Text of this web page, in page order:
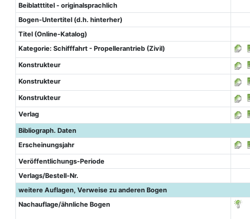
Beiblatttitel - originalsprachlich
Bogen-Untertitel (d.h. hinterher)
Titel (Online-Katalog)
Kategorie: Schifffahrt - Propellerantrieb (Zivil)
Konstrukteur
Konstrukteur
Konstrukteur
Verlag
Bibliograph. Daten
Erscheinungsjahr
Veröffentlichungs-Periode
Verlags/Bestell-Nr.
weitere Auflagen, Verweise zu anderen Bogen
Nachauflage/ähnliche Bogen